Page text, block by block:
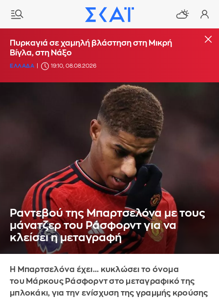
Πυρκαγιά σε χαμηλή βλάστηση στη Μικρή
Βίγλα, στη Νάξο
ΕΛΛΑΔΑ 19:10, 08.08.2026
Ραντεβού της Μπαρτσελόνα με τους
μάνατζερ του Ράσφορντ για να
κλείσει η μεταγραφή
Η Μπαρτσελόνα έχει... κυκλώσει το όνομα
του Μάρκους Ράσφορντ στο μεταγραφικό της
μπλοκάκι, για την ενίσχυση της γραμμής κρούσης